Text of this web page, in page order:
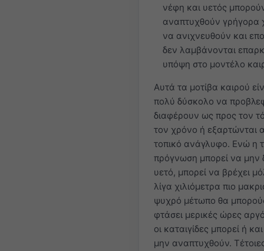
νέφη και υετός
αναπτυχθούν γρήγορα
να ανιχνευθούν και
δεν λαμβάνονται
υπόψη στο μοντέλο
Αυτά τα μοτίβα καιρού
πολύ δύσκολο να
διαφέρουν ως προς τον
τον χρόνο ή εξαρτώνται
τοπικό ανάγλυφο. Ενώ η
πρόγνωση μπορεί να μην
υετό, μπορεί να βρέχει
λίγα χιλιόμετρα πιο
ψυχρό μέτωπο θα
φτάσει μερικές ώρες
οι καταιγίδες μπορεί ή
μην αναπτυχθούν.